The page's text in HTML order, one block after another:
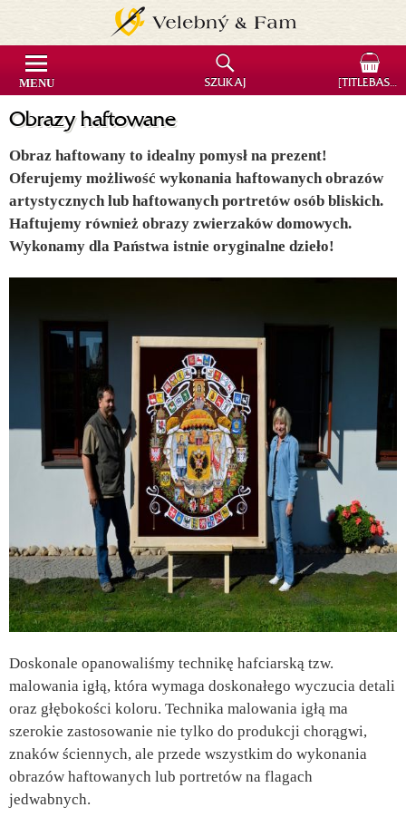
Obrazy haftowane
Obraz haftowany to idealny pomysł na prezent!
Oferujemy możliwość wykonania haftowanych obrazów
artystycznych lub haftowanych portretów osób bliskich.
Haftujemy również obrazy zwierzaków domowych.
Wykonamy dla Państwa istnie oryginalne dzieło!
Doskonale opanowaliśmy technikę hafciarską tzw.
malowania igłą, która wymaga doskonałego wyczucia detali
oraz głębokości koloru. Technika malowania igłą ma
szerokie zastosowanie nie tylko do produkcji chorągwi,
znaków ściennych, ale przede wszystkim do wykonania
obrazów haftowanych lub portretów na flagach
jedwabnych.
MENU SZUKAJ [TITLEBASKET]